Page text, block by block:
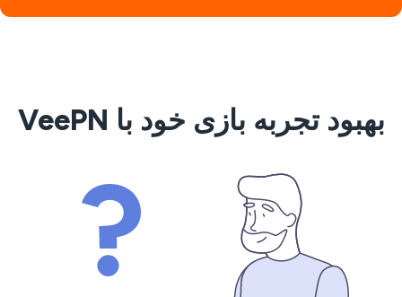
بهبود تجربه بازی خود با VeePN